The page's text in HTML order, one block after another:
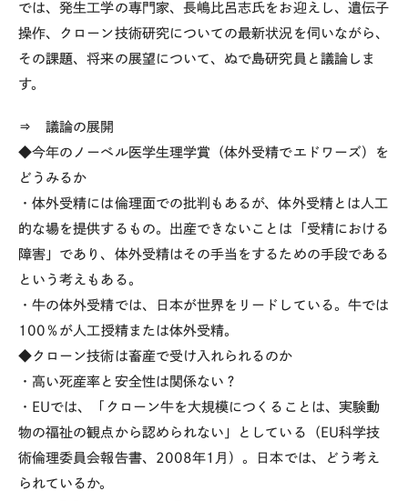
では、発生工学の専門家、長嶋比呂志氏をお迎えし、遺伝子
操作、クローン技術研究についての最新状況を伺いながら、
その課題、将来の展望について、ぬで島研究員と議論しま
す。
⇒ 議論の展開
◆今年のノーベル医学生理学賞（体外受精でエドワーズ）を
どうみるか
・体外受精には倫理面での批判もあるが、体外受精とは人工
的な場を提供するもの。出産できないことは「受精における
障害」であり、体外受精はその手当をするための手段である
という考えもある。
・牛の体外受精では、日本が世界をリードしている。牛では
100％が人工授精または体外受精。
◆クローン技術は畜産で受け入れられるのか
・高い死産率と安全性は関係ない？
・EUでは、「クローン牛を大規模につくることは、実験動
物の福祉の観点から認められない」としている（EU科学技
術倫理委員会報告書、2008年1月）。日本では、どう考え
られているか。